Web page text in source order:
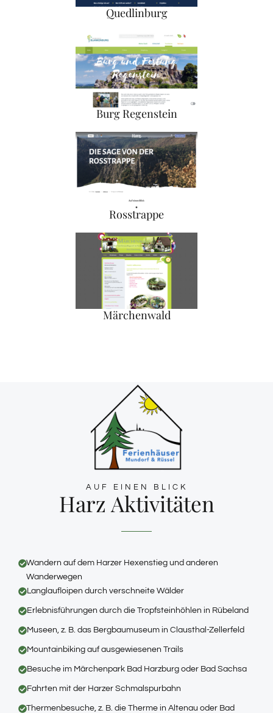
Quedlinburg
Burg Regenstein
Rosstrappe
Märchenwald
AUF EINEN BLICK
Harz Aktivitäten
Wandern auf dem Harzer Hexenstieg und anderen
Wanderwegen
Langlaufloipen durch verschneite Wälder
Erlebnisführungen durch die Tropfsteinhöhlen in Rübeland
Museen, z. B. das Bergbaumuseum in Clausthal-Zellerfeld
Mountainbiking auf ausgewiesenen Trails
Besuche im Märchenpark Bad Harzburg oder Bad Sachsa
Fahrten mit der Harzer Schmalspurbahn
Thermenbesuche, z. B. die Therme in Altenau oder Bad